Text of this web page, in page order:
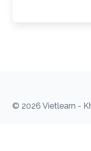
© 2026 Vietlearn -